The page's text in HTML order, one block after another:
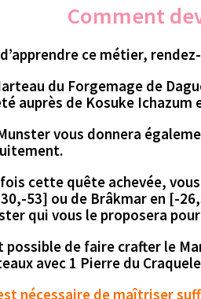
Comment
ce métier,
du Forgemage de
auprès de Kosuke Ichazum
vous donnera
cette quête achevée,
53] ou de Brâkmar en [-
qui vous le proposera
possible de faire crafter le
avec 1 Pierre du
nécessaire de maîtriser